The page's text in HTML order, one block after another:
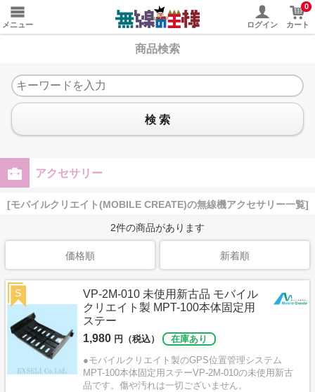
メニュー ログイン
0
カート
商品検索
検 索
アクセサリー
[モバイルクリエイト(MOBILE CREATE)の無線機アクセサリー一覧]
2件の商品があります
価格順 新着順
VP-2M-010 未使用新古品 モバイル
クリエイト製 MPT-100本体固定用
ステー
1,980 円（税込）
在庫あり
●モバイルクリエイト製のGPS位置管理システム
MPT-100本体固定用ステーVP-2M-010の未使用新古
品です。傷や汚れは一切ございません。
S